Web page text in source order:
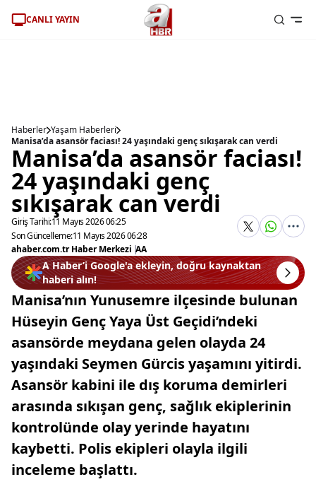
CANLI YAYIN
Haberler Yaşam Haberleri
Manisa’da asansör faciası! 24 yaşındaki genç sıkışarak can verdi
Manisa’da asansör faciası!
24 yaşındaki genç
sıkışarak can verdi
Giriş Tarihi:11 Mayıs 2026 06:25
Son Güncelleme:11 Mayıs 2026 06:28
ahaber.com.tr Haber Merkezi |AA
A Haber’i Google'a ekleyin, doğru kaynaktan
haberi alın!
Manisa’nın Yunusemre ilçesinde bulunan
Hüseyin Genç Yaya Üst Geçidi’ndeki
asansörde meydana gelen olayda 24
yaşındaki Seymen Gürcis yaşamını yitirdi.
Asansör kabini ile dış koruma demirleri
arasında sıkışan genç, sağlık ekiplerinin
kontrolünde olay yerinde hayatını
kaybetti. Polis ekipleri olayla ilgili
inceleme başlattı.